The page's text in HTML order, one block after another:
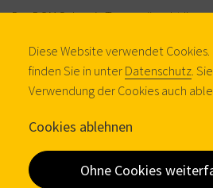
Das DOM Schweiz Team wünscht
Bleiben Sie gesund
Ihr DOM-Team
Diese Website verwendet
finden Sie in unter Datenschutz.
Verwendung der Cookies auch
Cookies ablehnen
Ohne Cookies